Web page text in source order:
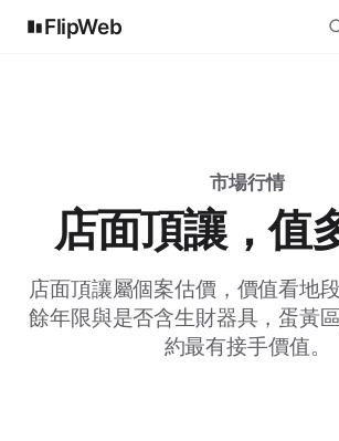
FlipWeb
市場行情
店面頂讓，值
店面頂讓屬個案估價，價值看地
餘年限與是否含生財器具，蛋黃
約最有接手價值。